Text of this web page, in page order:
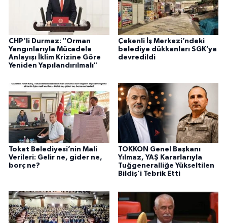
CHP'li Durmaz: "Orman
Yangınlarıyla Mücadele
Anlayışı İklim Krizine Göre
Yeniden Yapılandırılmalı"
Çekenli İş Merkezi’ndeki
belediye dükkanları SGK’ya
devredildi
Tokat Belediyesi’nin Mali
Verileri: Gelir ne, gider ne,
borç ne?
TOKKON Genel Başkanı
Yılmaz, YAŞ Kararlarıyla
Tuğgeneralliğe Yükseltilen
Bildiş’i Tebrik Etti